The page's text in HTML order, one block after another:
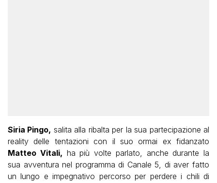
Siria Pingo, salita alla ribalta per la sua partecipazione al
reality delle tentazioni con il suo ormai ex fidanzato
Matteo Vitali, ha più volte parlato, anche durante la
sua avventura nel programma di Canale 5, di aver fatto
un lungo e impegnativo percorso per perdere i chili di